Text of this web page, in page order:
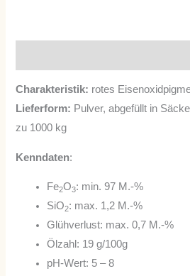
Charakteristik: rotes
Lieferform: Pulver, abgefüllt in
zu 1000 kg
Kenndaten:
Fe2O3: min. 97 M.-%
SiO2: max. 1,2 M.-%
Glühverlust: max. 0,7 M.-%
Ölzahl: 19 g/100g
pH-Wert: 5 – 8